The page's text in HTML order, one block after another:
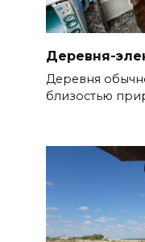
Деревня-
Деревня
близостью